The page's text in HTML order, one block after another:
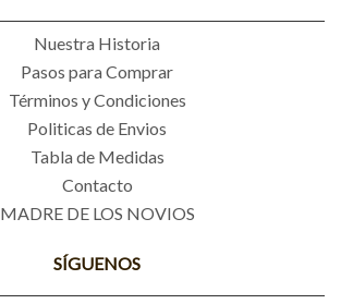
Nuestra Historia
Pasos para Comprar
Términos y Condiciones
Politicas de Envios
Tabla de Medidas
Contacto
MADRE DE LOS NOVIOS
SÍGUENOS